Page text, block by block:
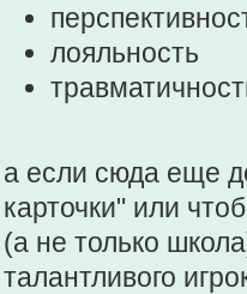
лояльность
а если сюда еще
карточки" или
(а не только
талантливого